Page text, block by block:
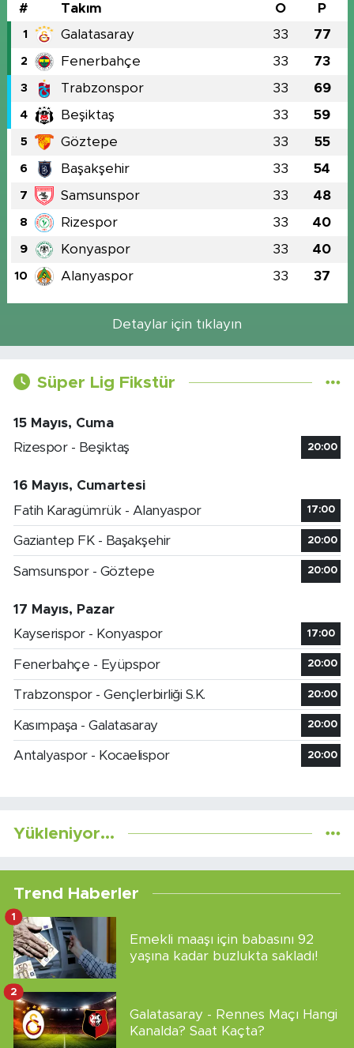
# Takım O P
1 Galatasaray 33 77
2 Fenerbahçe 33 73
3 Trabzonspor 33 69
4 Beşiktaş 33 59
5 Göztepe 33 55
6 Başakşehir 33 54
7 Samsunspor 33 48
8 Rizespor 33 40
9 Konyaspor 33 40
10 Alanyaspor 33 37
Detaylar için tıklayın
Süper Lig Fikstür
15 Mayıs, Cuma
Rizespor - Beşiktaş
20:00
16 Mayıs, Cumartesi
Fatih Karagümrük - Alanyaspor
17:00
Gaziantep FK - Başakşehir 20:00
Samsunspor - Göztepe 20:00
17 Mayıs, Pazar
Kayserispor - Konyaspor
17:00
Fenerbahçe - Eyüpspor 20:00
Trabzonspor - Gençlerbirliği S.K. 20:00
Kasımpaşa - Galatasaray 20:00
Antalyaspor - Kocaelispor 20:00
Yükleniyor...
Trend Haberler
Emekli maaşı için babasını 92
yaşına kadar buzlukta sakladı!
1
Galatasaray - Rennes Maçı Hangi
Kanalda? Saat Kaçta?
2